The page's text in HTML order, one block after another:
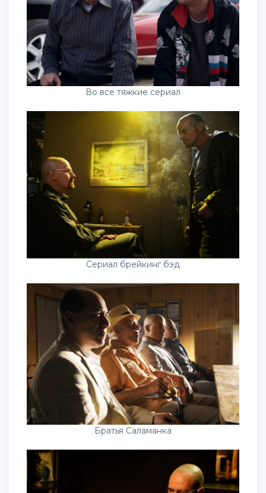
Во все тяжкие сериал
Сериал брейкинг бэд
Братья Саламанка